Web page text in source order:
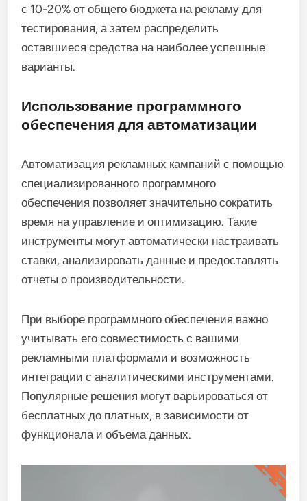
с 10-20% от общего бюджета на рекламу для
тестирования, а затем распределить
оставшиеся средства на наиболее успешные
варианты.
Использование программного
обеспечения для автоматизации
Автоматизация рекламных кампаний с помощью
специализированного программного
обеспечения позволяет значительно сократить
время на управление и оптимизацию. Такие
инструменты могут автоматически настраивать
ставки, анализировать данные и предоставлять
отчеты о производительности.
При выборе программного обеспечения важно
учитывать его совместимость с вашими
рекламными платформами и возможность
интеграции с аналитическими инструментами.
Популярные решения могут варьироваться от
бесплатных до платных, в зависимости от
функционала и объема данных.